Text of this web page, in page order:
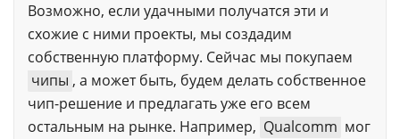
Возможно, если удачными получатся эти и
схожие с ними проекты, мы создадим
собственную платформу. Сейчас мы покупаем
чипы , а может быть, будем делать собственное
чип-решение и предлагать уже его всем
остальным на рынке. Например, Qualcomm мог